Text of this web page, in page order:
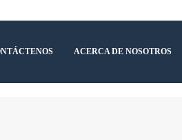
ACERCA DE NOSOTROS